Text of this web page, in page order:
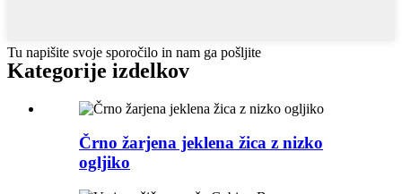
Tu napišite svoje sporočilo in nam ga pošljite
Kategorije izdelkov
Črno žarjena jeklena žica z nizko
ogljiko